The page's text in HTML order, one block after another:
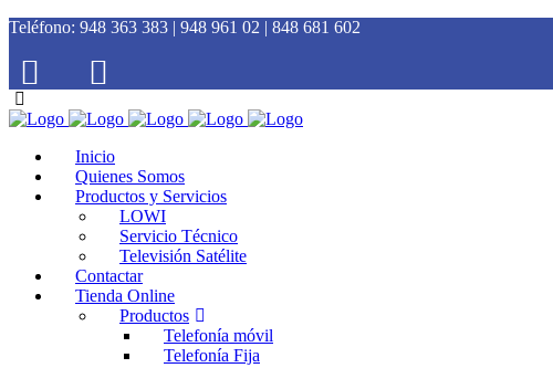
Teléfono: 948 363 383 | 948 961 02 | 848 681 602
Inicio
Quienes Somos
Productos y Servicios
LOWI
Servicio Técnico
Televisión Satélite
Contactar
Tienda Online
Productos
Telefonía móvil
Telefonía Fija